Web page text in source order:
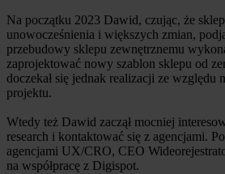
Na początku 2023 Dawid, czując, że
unowocześnienia i większych zmian,
przebudowy sklepu zewnętrznemu
zaprojektować nowy szablon sklepu od
doczekał się jednak realizacji ze względu
projektu.
Wtedy też Dawid zaczął mocniej
research i kontaktować się z agencjami.
agencjami UX/CRO, CEO
na współpracę z Digispot.